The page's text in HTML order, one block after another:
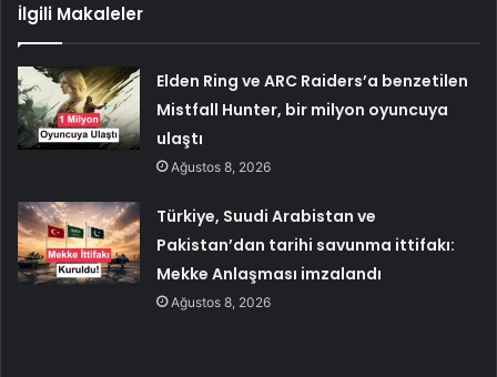
İlgili Makaleler
Elden Ring ve ARC Raiders’a benzetilen
Mistfall Hunter, bir milyon oyuncuya
ulaştı
Ağustos 8, 2026
Türkiye, Suudi Arabistan ve
Pakistan’dan tarihi savunma ittifakı:
Mekke Anlaşması imzalandı
Ağustos 8, 2026